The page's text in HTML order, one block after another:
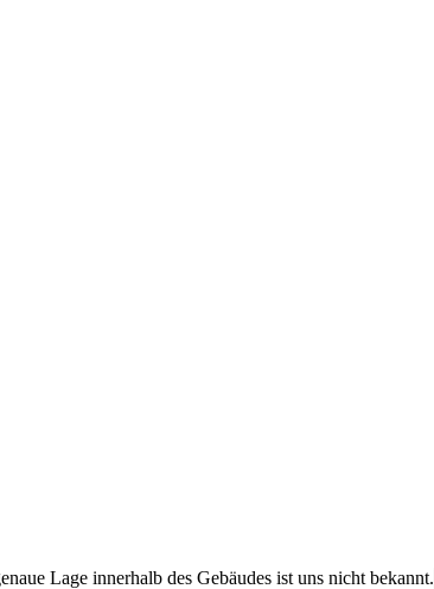
Lage innerhalb des Gebäudes ist uns nicht bekannt.